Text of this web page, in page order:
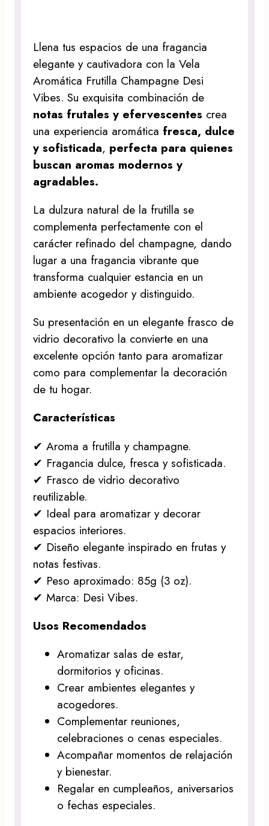
Llena tus espacios de una fragancia
elegante y cautivadora con la Vela
Aromática Frutilla Champagne Desi
Vibes. Su exquisita combinación de
notas frutales y efervescentes crea
una experiencia aromática fresca, dulce
y sofisticada, perfecta para quienes
buscan aromas modernos y
agradables.
La dulzura natural de la frutilla se
complementa perfectamente con el
carácter refinado del champagne, dando
lugar a una fragancia vibrante que
transforma cualquier estancia en un
ambiente acogedor y distinguido.
Su presentación en un elegante frasco de
vidrio decorativo la convierte en una
excelente opción tanto para aromatizar
como para complementar la decoración
de tu hogar.
Características
✔ Aroma a frutilla y champagne.
✔ Fragancia dulce, fresca y sofisticada.
✔ Frasco de vidrio decorativo
reutilizable.
✔ Ideal para aromatizar y decorar
espacios interiores.
✔ Diseño elegante inspirado en frutas y
notas festivas.
✔ Peso aproximado: 85g (3 oz).
✔ Marca: Desi Vibes.
Usos Recomendados
Aromatizar salas de estar,
dormitorios y oficinas.
Crear ambientes elegantes y
acogedores.
Complementar reuniones,
celebraciones o cenas especiales.
Acompañar momentos de relajación
y bienestar.
Regalar en cumpleaños, aniversarios
o fechas especiales.